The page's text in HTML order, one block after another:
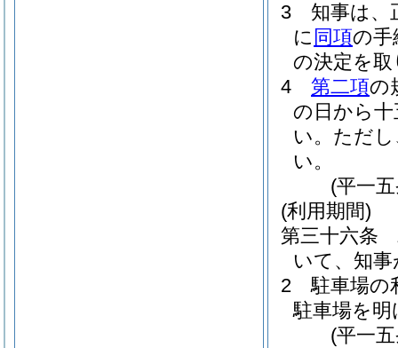
3
知事は、
に 同項の手
の決定を
4
第二項の
の日から
い。 ただ
い。
(平一
(利用期間)
第三十六条
いて、知
2
駐車場の
駐車場を
(平一